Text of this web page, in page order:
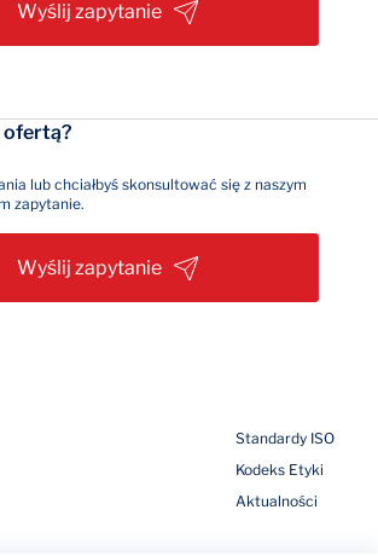
Wyślij zapytanie
Standardy ISO
Kodeks Etyki
Aktualności
ofertą?
lub chciałbyś skonsultować się z naszym
zapytanie.
Wyślij zapytanie